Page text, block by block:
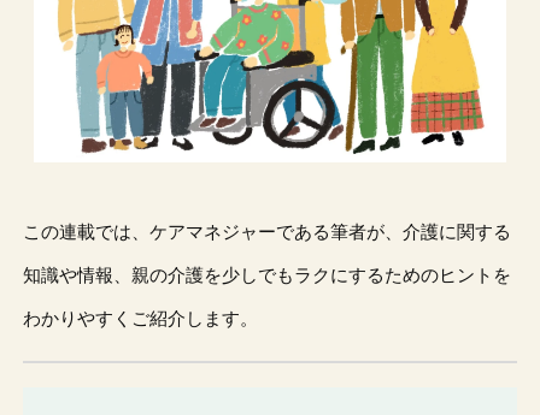
この連載では、ケアマネジャーである筆者が、介護に関する
知識や情報、親の介護を少しでもラクにするためのヒントを
わかりやすくご紹介します。